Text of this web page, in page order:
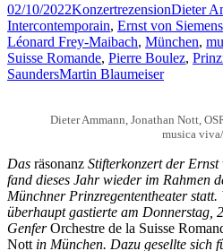
02/10/2022KonzertrezensionDieter
Intercontemporain, Ernst von
Léonard Frey-Maibach, München,
Suisse Romande, Pierre Boulez,
SaundersMartin Blaumeiser
Dieter Ammann, Jonathan Nott,
musica
Das räsonanz Stifterkonzert der Ernst
fand dieses Jahr wieder im Rahmen
Münchner Prinzregententheater statt.
überhaupt gastierte am Donnerstag,
GenferOrchestre de la Suisse
Nott in München. Dazu gesellte sich